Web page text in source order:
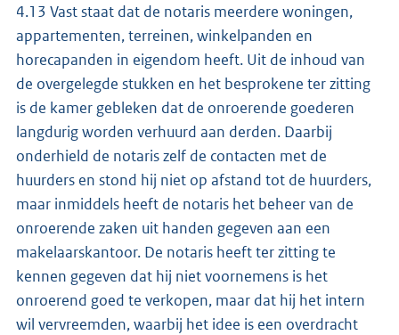
4.13 Vast staat dat de notaris meerdere woningen,
appartementen, terreinen, winkelpanden en
horecapanden in eigendom heeft. Uit de inhoud van
de overgelegde stukken en het besprokene ter zitting
is de kamer gebleken dat de onroerende goederen
langdurig worden verhuurd aan derden. Daarbij
onderhield de notaris zelf de contacten met de
huurders en stond hij niet op afstand tot de huurders,
maar inmiddels heeft de notaris het beheer van de
onroerende zaken uit handen gegeven aan een
makelaarskantoor. De notaris heeft ter zitting te
kennen gegeven dat hij niet voornemens is het
onroerend goed te verkopen, maar dat hij het intern
wil vervreemden, waarbij het idee is een overdracht